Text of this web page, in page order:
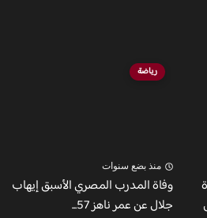
رياضة
منذ بضع سنوات
وفاة المدرب المصري الأسبق إيهاب
جلال عن عمر ناهز 57...